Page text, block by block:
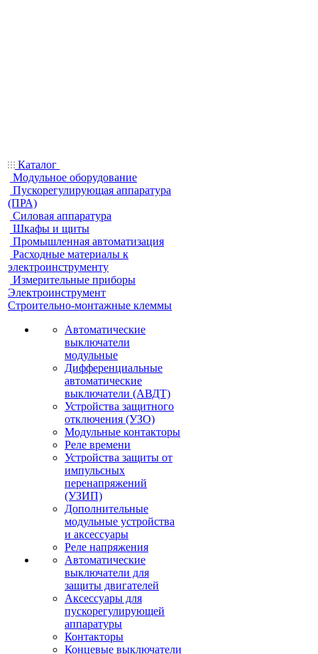
Каталог
Модульное оборудование
Пускорегулирующая аппаратура
(ПРА)
Силовая аппаратура
Шкафы и щиты
Промышленная автоматизация
Расходные материалы к
электроинструменту
Измерительные приборы
Электроинструмент
Строительно-монтажные клеммы
Автоматические
выключатели
модульные
Дифференциальные
автоматические
выключатели (АВДТ)
Устройства защитного
отключения (УЗО)
Модульные контакторы
Реле времени
Устройства защиты от
импульсных
перенапряжений
(УЗИП)
Дополнительные
модульные устройства
и аксессуары
Реле напряжения
Автоматические
выключатели для
защиты двигателей
Аксессуары для
пускорегулирующей
аппаратуры
Контакторы
Концевые выключатели